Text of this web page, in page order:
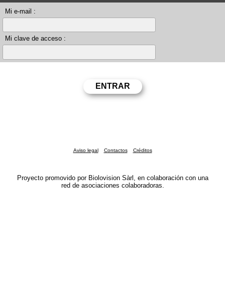
Mi e-mail :
Mi clave de acceso :
Aviso legal Contactos Créditos
Proyecto promovido por Biolovision Sàrl, en colaboración con una
red de asociaciones colaboradoras.